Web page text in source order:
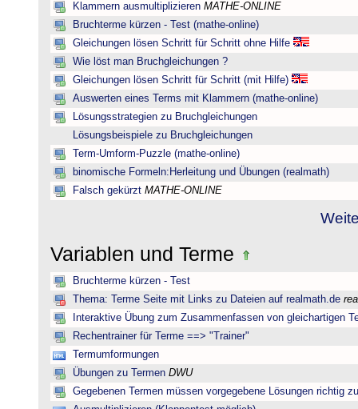
Klammern ausmultiplizieren MATHE-ONLINE
Bruchterme kürzen - Test (mathe-online)
Gleichungen lösen Schritt für Schritt ohne Hilfe
Wie löst man Bruchgleichungen ?
Gleichungen lösen Schritt für Schritt (mit Hilfe)
Auswerten eines Terms mit Klammern (mathe-online)
Lösungsstrategien zu Bruchgleichungen
Lösungsbeispiele zu Bruchgleichungen
Term-Umform-Puzzle (mathe-online)
binomische Formeln:Herleitung und Übungen (realmath)
Falsch gekürzt MATHE-ONLINE
Variablen und Terme
Bruchterme kürzen - Test
Thema: Terme Seite mit Links zu Dateien auf realmath.de
Interaktive Übung zum Zusammenfassen von gleichartigen
Rechentrainer für Terme ==> "Trainer"
Termumformungen
Übungen zu Termen DWU
Gegebenen Termen müssen vorgegebene Lösungen richtig